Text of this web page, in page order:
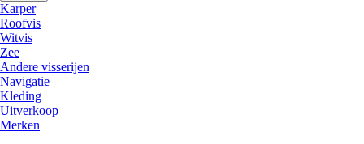
Karper
Roofvis
Witvis
Zee
Andere visserijen
Navigatie
Kleding
Uitverkoop
Merken